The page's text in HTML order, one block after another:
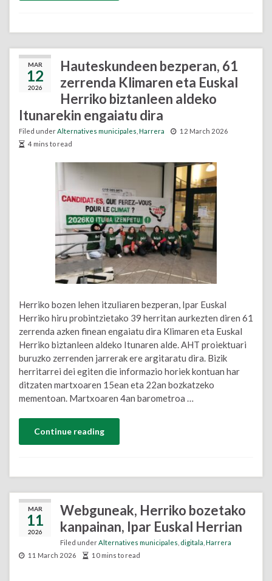
MAR
12
2026
Hauteskundeen bezperan, 61
zerrenda Klimaren eta Euskal
Herriko biztanleen aldeko
Itunarekin engaiatu dira
Filed under Alternatives municipales Harrera
12 March 2026
4 mins to read
Herriko bozen lehen itzuliaren bezperan, Ipar Euskal
Herriko hiru probintzietako 39 herritan aurkezten diren 61
zerrenda azken finean engaiatu dira Klimaren eta Euskal
Herriko biztanleen aldeko Itunaren alde. AHT proiektuari
buruzko zerrenden jarrerak ere argitaratu dira. Bizik
herritarrei dei egiten die informazio horiek kontuan har
ditzaten martxoaren 15ean eta 22an bozkatzeko
mementoan. Martxoaren 4an barometroa …
Continue reading
MAR
11
2026
Webguneak, Herriko bozetako
kanpainan, Ipar Euskal Herrian
Filed underAlternatives municipales digitala Harrera
11 March 2026
10 mins to read